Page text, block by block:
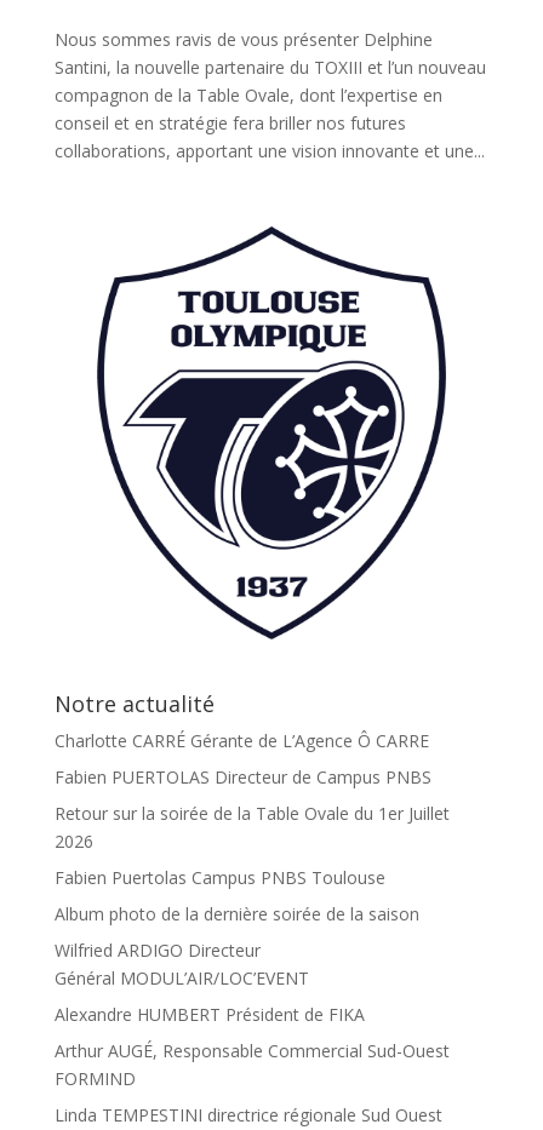
Nous sommes ravis de vous présenter Delphine
Santini, la nouvelle partenaire du TOXIII et l’un nouveau
compagnon de la Table Ovale, dont l’expertise en
conseil et en stratégie fera briller nos futures
collaborations, apportant une vision innovante et une...
Notre actualité
Charlotte CARRÉ Gérante de L’Agence Ô CARRE
Fabien PUERTOLAS Directeur de Campus PNBS
Retour sur la soirée de la Table Ovale du 1er Juillet
2026
Fabien Puertolas Campus PNBS Toulouse
Album photo de la dernière soirée de la saison
Wilfried ARDIGO Directeur
Général MODUL’AIR/LOC’EVENT
Alexandre HUMBERT Président de FIKA
Arthur AUGÉ, Responsable Commercial Sud-Ouest
FORMIND
Linda TEMPESTINI directrice régionale Sud Ouest